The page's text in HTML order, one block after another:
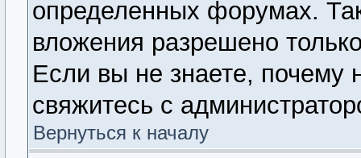
определенных форумах.
вложения разрешено
Если вы не знаете, почему
свяжитесь с
Вернуться к началу